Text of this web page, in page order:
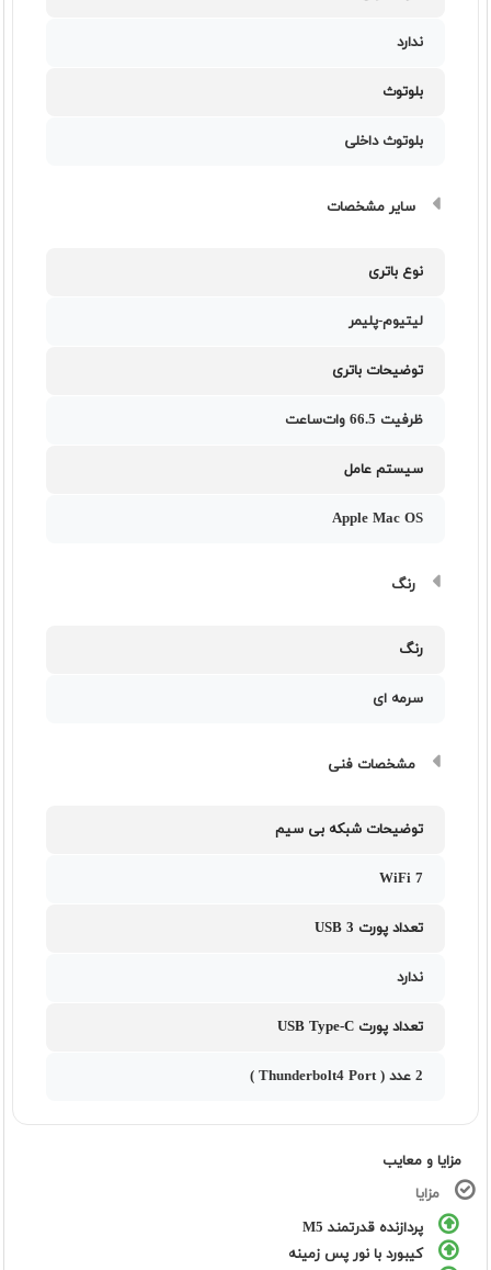
ندارد
بلوتوث
بلوتوث داخلی
سایر مشخصات
نوع باتری
لیتیوم-پلیمر
توضیحات باتری
ظرفیت 66.5 وات‌ساعت
سیستم عامل
Apple Mac OS
رنگ
رنگ
سرمه ای
مشخصات فنی
توضیحات شبکه بی سیم
WiFi 7
تعداد پورت USB 3
ندارد
تعداد پورت USB Type-C
2 عدد ( Thunderbolt4 Port )
مزایا و معایب
مزایا
پردازنده قدرتمند M5
کیبورد با نور پس زمینه